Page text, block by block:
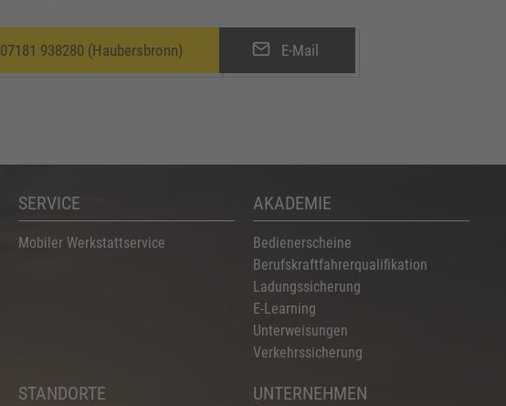
07181 938280 (Haubersbronn) E-Mail
SERVICE
Mobiler Werkstattservice
AKADEMIE
Bedienerscheine
Berufskraftfahrerqualifikation
Ladungssicherung
E-Learning
Unterweisungen
Verkehrssicherung
STANDORTE
UNTERNEHMEN